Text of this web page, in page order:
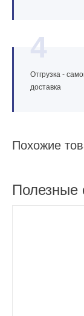
4
Отгрузка -
доставка
Похожие
Полезные